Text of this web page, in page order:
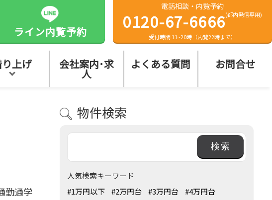
ライン内覧予約
電話相談・内覧予約
0120-67-6666(都内発信専用)
受付時間 11~20時（内覧22時まで）
上げ 会社案内･求
人
よくある質問 お問合せ
勤通学
物件検索
人気検索キーワード
#1万円以下
#2万円台 #3万円台
#4万円台